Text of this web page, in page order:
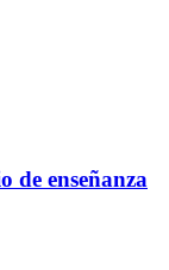
de enseñanza